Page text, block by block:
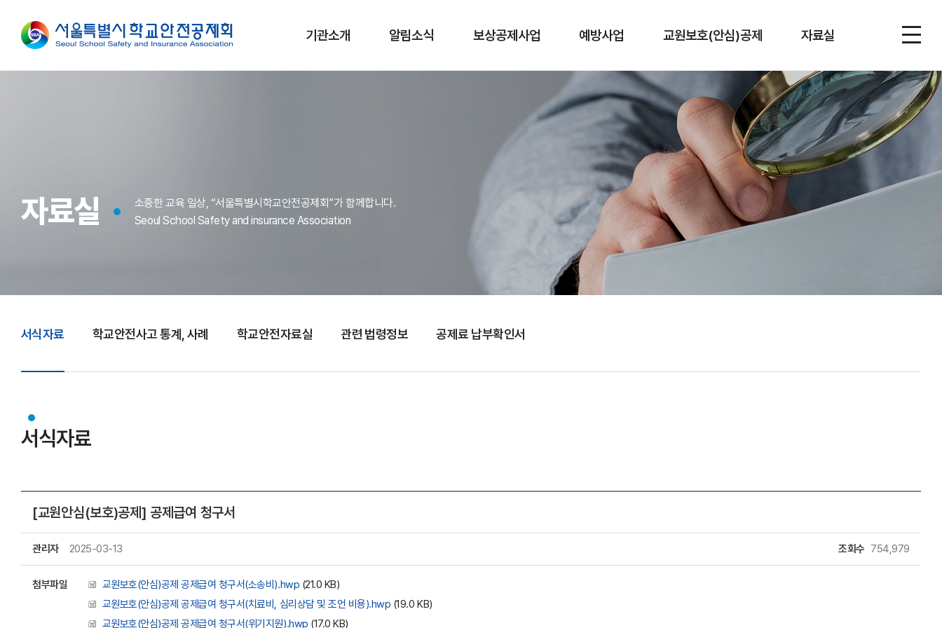
기관소개 알림소식 보상공제사업 예방사업 교원보호(안심)공제 자료실
자료실
소중한 교육 일상, “서울특별시학교안전공제회”가 함께합니다.
Seoul School Safety and insurance Association
서식자료 학교안전사고 통계, 사례 학교안전자료실 관련 법령정보 공제료 납부확인서
서식자료
[교원안심(보호)공제] 공제급여 청구서
관리자 2025-03-13 조회수 754,979
첨부파일 교원보호(안심)공제 공제급여 청구서(소송비).hwp (21.0 KB)
교원보호(안심)공제 공제급여 청구서(치료비, 심리상담 및 조언 비용).hwp (19.0 KB)
교원보호(안심)공제 공제급여 청구서(위기지원).hwp (17.0 KB)